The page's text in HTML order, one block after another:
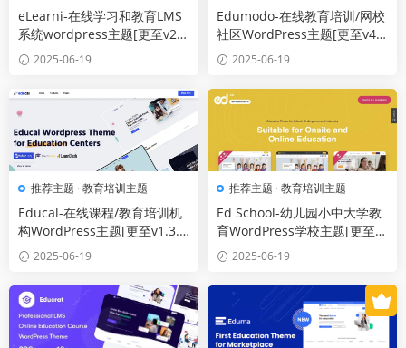
eLearni-在线学习和教育LMS
系统wordpress主题[更至v2.
7] 2025-06-19
Edumodo-在线教育培训/网校
社区WordPress主题[更至v4.
4.6]2025-06-19
推荐主题 ·教育培训主题
Educal-在线课程/教育培训机
构WordPress主题[更至v1.3.
8] 2025-06-19
推荐主题 ·教育培训主题
Ed School-幼儿园小中大学教
育WordPress学校主题[更至v
3.19.0]
2025-06-19